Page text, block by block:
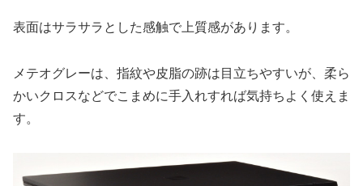
表面はサラサラとした感触で上質感があります。
メテオグレーは、指紋や皮脂の跡は目立ちやすいが、柔ら
かいクロスなどでこまめに手入れすれば気持ちよく使えま
す。